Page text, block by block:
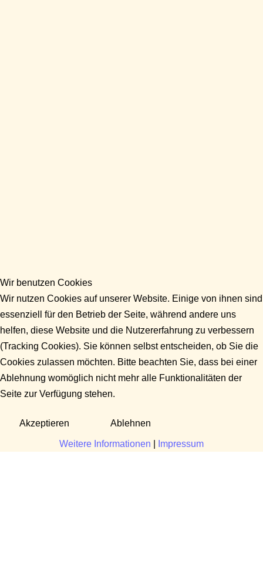
Wir benutzen Cookies
Wir nutzen Cookies auf unserer Website. Einige von ihnen sind
essenziell für den Betrieb der Seite, während andere uns
helfen, diese Website und die Nutzererfahrung zu verbessern
(Tracking Cookies). Sie können selbst entscheiden, ob Sie die
Cookies zulassen möchten. Bitte beachten Sie, dass bei einer
Ablehnung womöglich nicht mehr alle Funktionalitäten der
Seite zur Verfügung stehen.
Akzeptieren Ablehnen
Weitere Informationen Impressum